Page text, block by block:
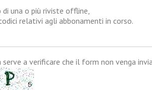
di una o più riviste offline,
relativi agli abbonamenti in corso.
serve a verificare che il form non venga